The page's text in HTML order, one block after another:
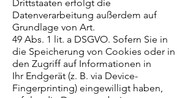
Drittstaaten erfolgt die
Datenverarbeitung außerdem auf
Grundlage von Art.
49 Abs. 1 lit. a DSGVO. Sofern Sie in
die Speicherung von Cookies oder in
den Zugriff auf Informationen in
Ihr Endgerät (z. B. via Device-
Fingerprinting) eingewilligt haben,